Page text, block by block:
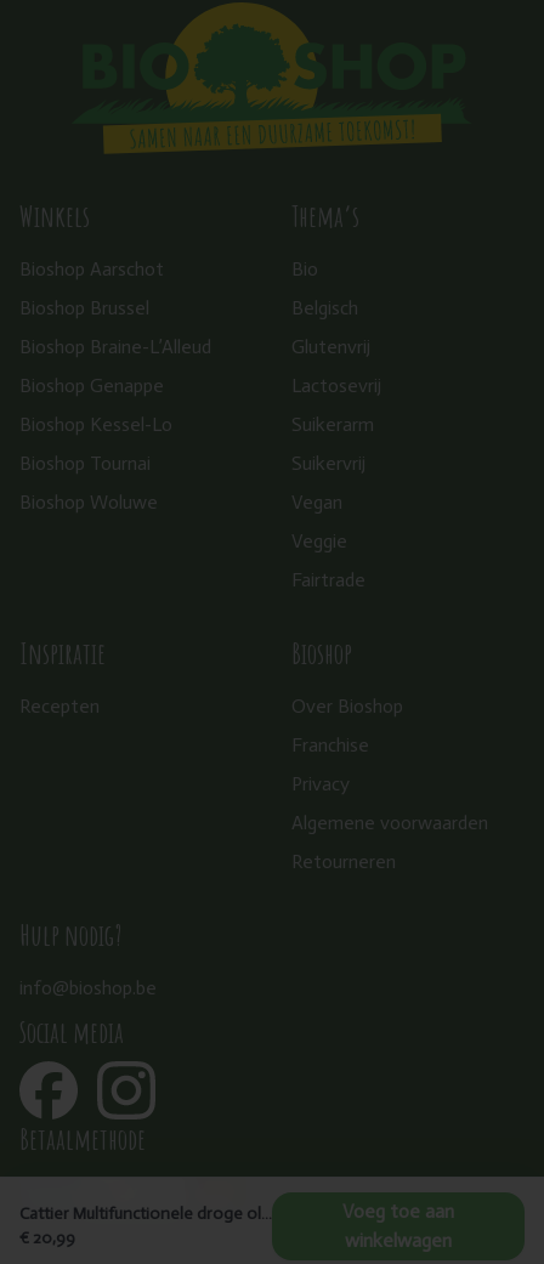
Cattier Multifunctionele droge olie camelia/argan 100ml
€ 20,99
Voeg toe aan
winkelwagen
Winkels
Bioshop Aarschot
Bioshop Brussel
Bioshop Braine-L’Alleud
Bioshop Genappe
Bioshop Kessel-Lo
Bioshop Tournai
Bioshop Woluwe
Thema’s
Bio
Belgisch
Glutenvrij
Lactosevrij
Suikerarm
Suikervrij
Vegan
Veggie
Fairtrade
Inspiratie
Recepten
Bioshop
Over Bioshop
Franchise
Privacy
Algemene voorwaarden
Retourneren
Hulp nodig?
info@bioshop.be
Social media
Betaalmethode